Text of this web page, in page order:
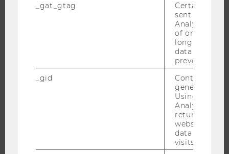
WELCOME SERVICES
JOBS MIT WU-STUDIUM
_gat_gtag
Certain data
sent to
Analytics a
of once per
long as it is
data
prevented.
_gid
Contains a
generated
Using this
Analytics can
returning
website and
data from
visits.